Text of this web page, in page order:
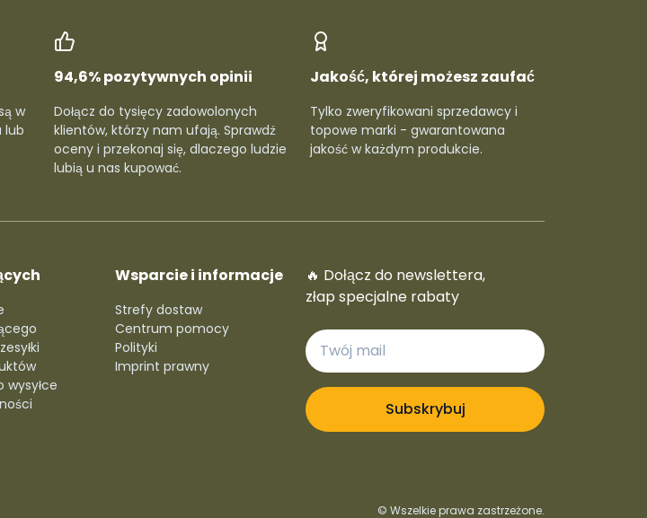
w
lub
94,6% pozytywnych opinii
Dołącz do tysięcy zadowolonych
klientów, którzy nam ufają. Sprawdź
oceny i przekonaj się, dlaczego ludzie
lubią u nas kupować.
Jakość, której możesz zaufać
Tylko zweryfikowani sprzedawcy i
topowe marki - gwarantowana
jakość w każdym produkcie.
Wsparcie i informacje
Strefy dostaw
Centrum pomocy
Polityki
Imprint prawny
🔥 Dołącz do newslettera,
złap specjalne rabaty
Subskrybuj
© Wszelkie prawa zastrzeżone.